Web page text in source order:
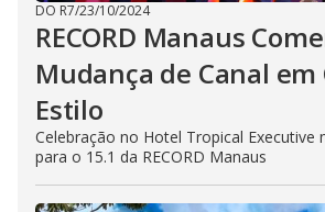
DO R7/23/10/2024
RECORD Manaus
Mudança de Canal em
Estilo
Celebração no Hotel Tropical Executive
para o 15.1 da RECORD Manaus